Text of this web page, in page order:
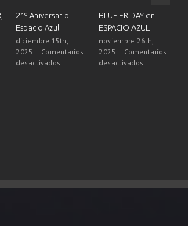
21º Aniversario
Espacio Azul
diciembre 15th,
2025 | Comentarios
desactivados
BLUE FRIDAY en
ESPACIO AZUL
noviembre 26th,
2025 | Comentarios
desactivados